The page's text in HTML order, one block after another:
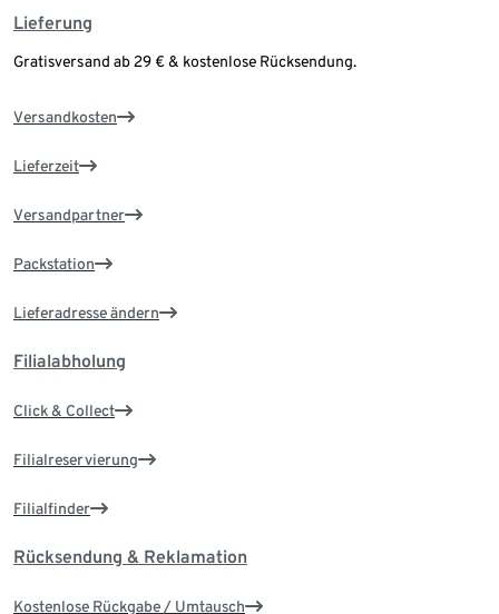
Lieferung
Gratisversand ab 29 € & kostenlose Rücksendung.
Versandkosten
Lieferzeit
Versandpartner
Packstation
Lieferadresse ändern
Filialabholung
Click & Collect
Filialreservierung
Filialfinder
Rücksendung & Reklamation
Kostenlose Rückgabe / Umtausch